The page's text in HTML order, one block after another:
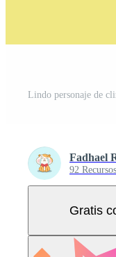
Fadhael
92 Recursos
Gratis